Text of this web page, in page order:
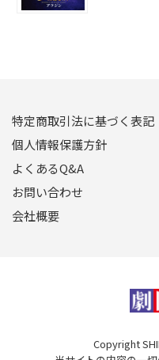
特定商取引法に基づく表記
個人情報保護方針
よくあるQ&A
お問い合わせ
会社概要
Copyright